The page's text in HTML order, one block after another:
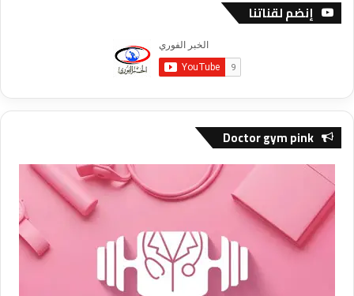
إنضم لقناتنا
Doctor gym pink